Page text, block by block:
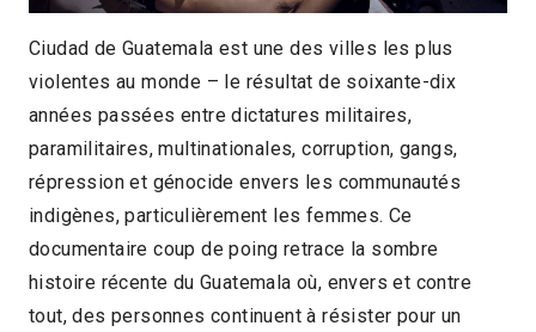
Jordi Ferrer Espagne 2016
1h25
2017 > Panorama des associations
Ciudad de Guatemala est une des villes les plus
violentes au monde – le résultat de soixante-dix
années passées entre dictatures militaires,
paramilitaires, multinationales, corruption, gangs,
répression et génocide envers les communautés
indigènes, particulièrement les femmes. Ce
documentaire coup de poing retrace la sombre
histoire récente du Guatemala où, envers et contre
tout, des personnes continuent à résister pour un